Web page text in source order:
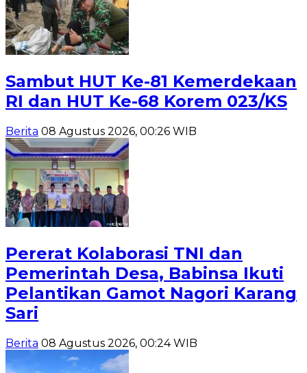
Sambut HUT Ke-81 Kemerdekaan
RI dan HUT Ke-68 Korem 023/KS
Berita 08 Agustus 2026, 00:26 WIB
Pererat Kolaborasi TNI dan
Pemerintah Desa, Babinsa Ikuti
Pelantikan Gamot Nagori Karang
Sari
Berita 08 Agustus 2026, 00:24 WIB